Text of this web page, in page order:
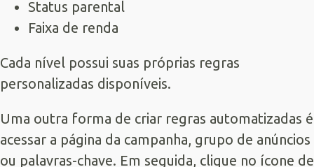
Status parental
Faixa de renda
Cada nível possui suas próprias regras
personalizadas disponíveis.
Uma outra forma de criar regras automatizadas é
acessar a página da campanha, grupo de anúncios
ou palavras-chave. Em seguida, clique no ícone de